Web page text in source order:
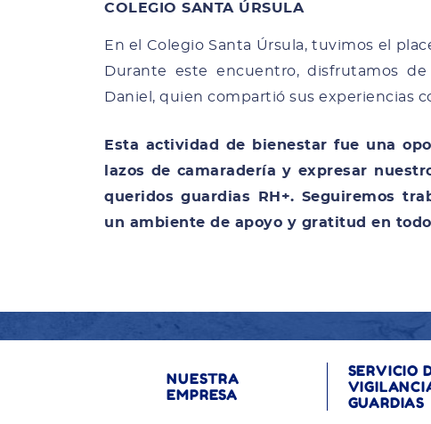
COLEGIO SANTA ÚRSULA
En el Colegio Santa Úrsula, tuvimos el
Durante este encuentro, disfrutamos
Daniel, quien compartió sus experiencias
Esta actividad de bienestar fue una
lazos de camaradería y expresar
queridos guardias RH+. Seguiremos
un ambiente de apoyo y gratitud en
NUESTRA
EMPRESA
SERVICIO
GUARDIAS